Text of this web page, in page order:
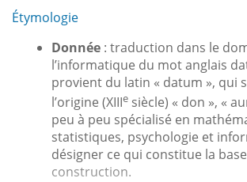
Étymologie
Donnée : traduction dans le
l’informatique du mot anglais
provient du latin « datum », qui
l’origine (XIIIe siècle) « don », «
peu à peu spécialisé en
statistiques, psychologie et
désigner ce qui constitue la
construction.